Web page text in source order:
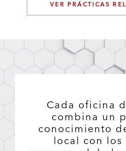
VER PRÁCTICAS
Cada oficina
combina un
conocimiento
local con los